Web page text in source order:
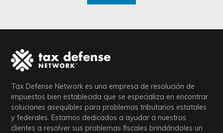
Tax Defense Network es una empresa de resolución de
impuestos bien establecida que se especializa en encontrar
soluciones asequibles para problemas tributarios estatales
y federales. Estamos dedicados a ayudar a nuestros
clientes a resolver sus problemas fiscales brindándoles un